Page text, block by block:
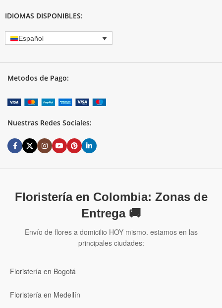
IDIOMAS DISPONIBLES:
Español
Metodos de Pago:
Nuestras Redes Sociales:
Floristería en Colombia: Zonas de
Entrega 🚚
Envío de flores a domicilio HOY mismo. estamos en las
principales ciudades:
Floristería en Bogotá
Floristería en Medellín